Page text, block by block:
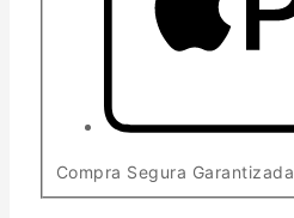
Compra Segura Garantizada